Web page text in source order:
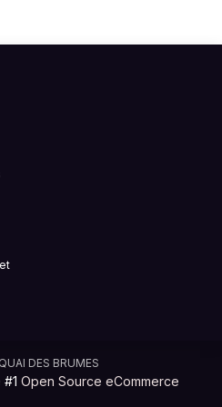
QUAI DES BRUMES
#1Open Source eCommerce